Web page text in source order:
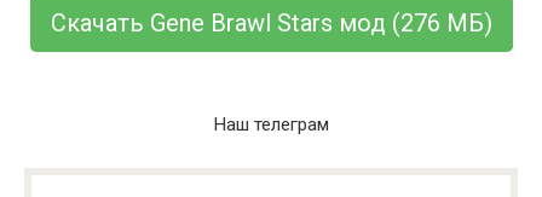
Скачать Gene Brawl Stars мод (276 МБ)
Наш телеграм